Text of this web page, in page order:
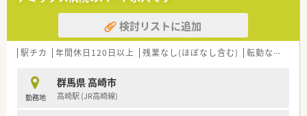
検討リストに追加
駅チカ 年間休日120日以上 残業なし(ほぼなし含む) 転勤なし
勤務地
群馬県 高崎市
高崎駅 (JR高崎線)